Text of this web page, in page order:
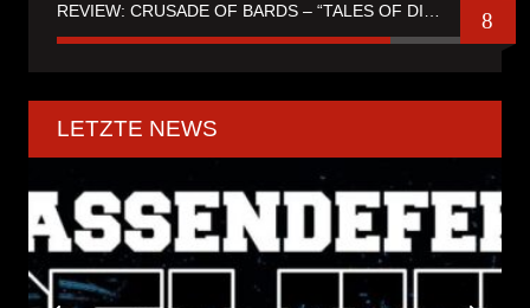
REVIEW: CRUSADE OF BARDS – “TALES OF DISTANT WORLDS“ 8
LETZTE NEWS